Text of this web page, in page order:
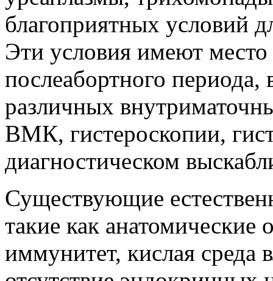
благоприятных условий
Эти условия имеют
послеабортного
различных
ВМК, гистероскопии,
диагностическом
Существующие
такие как
иммунитет, кислая среда